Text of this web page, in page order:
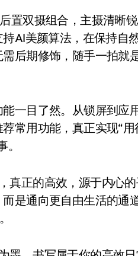
双摄组合，主摄清晰
AI美颜算法，在保持自
后期修饰，随手一拍就
一目了然。从锁屏到应
常用功能，真正实现“
正的高效，源于内心
是通向更自由生活的通